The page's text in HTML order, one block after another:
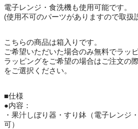
電子レンジ・食洗機も使用可能です。
(使用不可のパーツがありますので取扱
こちらの商品は箱入りです。
ご希望いただいた場合のみ無料でラッ
ラッピングをご希望の場合はご注文の
をご選択ください。
■仕様
●内容：
・果汁しぼり器・すり鉢（電子レンジ
可）